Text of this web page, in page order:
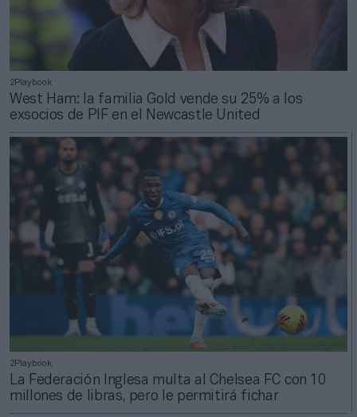
2Playbook
West Ham: la familia Gold vende su 25% a los
exsocios de PIF en el Newcastle United
2Playbook
La Federación Inglesa multa al Chelsea FC con 10
millones de libras, pero le permitirá fichar